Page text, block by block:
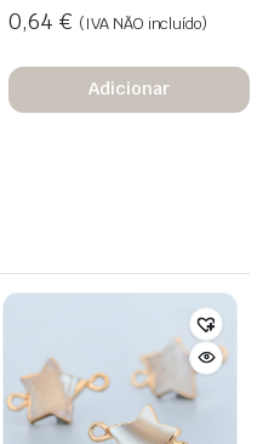
0,64 € (IVA NÃO incluído)
Adicionar